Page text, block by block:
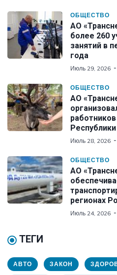
ОБЩЕСТВО
АО
более 260
занятий в
года
Июль 29, 2026
ОБЩЕСТВО
АО
Июль 28, 2026
ОБЩЕСТВО
АО
регионах
Июль 24, 2026
ТЕГИ
АВТО ЗАКОН